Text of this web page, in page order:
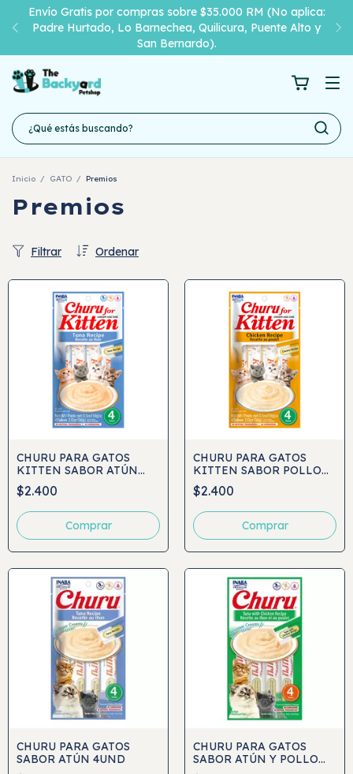
Envío Gratis por compras sobre $35.000 RM (No aplica:
Padre Hurtado, Lo Barnechea, Quilicura, Puente Alto y
San Bernardo).
Inicio / GATO / Premios
Premios
Ordenar
Filtrar
CHURU PARA GATOS
KITTEN SABOR ATÚN
4UND
$2.400
CHURU PARA GATOS
KITTEN SABOR POLLO
4UND
$2.400
CHURU PARA GATOS
SABOR ATÚN 4UND
CHURU PARA GATOS
SABOR ATÚN Y POLLO